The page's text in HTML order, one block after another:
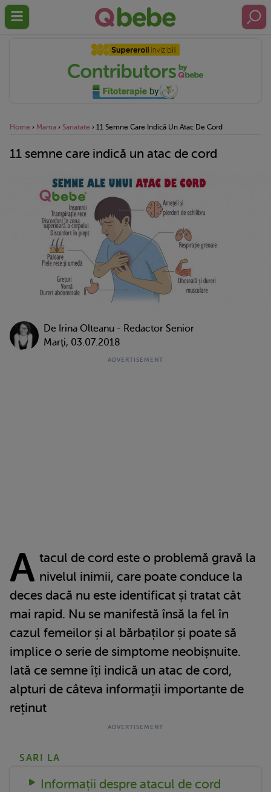
Home › Mama › Sanatate › 11 Semne Care Indică Un Atac De Cord
11 semne care indică un atac de cord
De Irina Olteanu - Redactor Senior
Marţi, 03.07.2018
A tacul de cord este o problemă gravă la
nivelul inimii, care poate conduce la
deces dacă nu este identificat și tratat cât
mai rapid. Nu se manifestă însă la fel în
cazul femeilor și al bărbaților și poate să
implice o serie de simptome neobișnuite.
Iată ce semne îți indică un atac de cord,
alpturi de câteva informații importante de
reținut
SARI LA
Informații despre atacul de cord